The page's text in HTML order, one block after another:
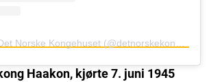
Haakon, kjørte 7. juni 1945